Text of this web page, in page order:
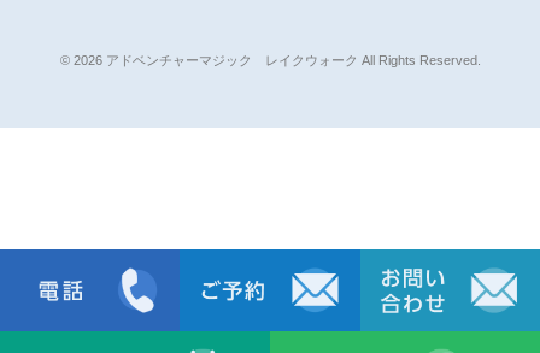
© 2026 アドベンチャーマジック レイクウォーク All Rights Reserved.